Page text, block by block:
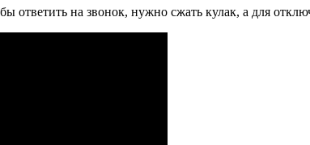
ответить на звонок, нужно сжать кулак, а для